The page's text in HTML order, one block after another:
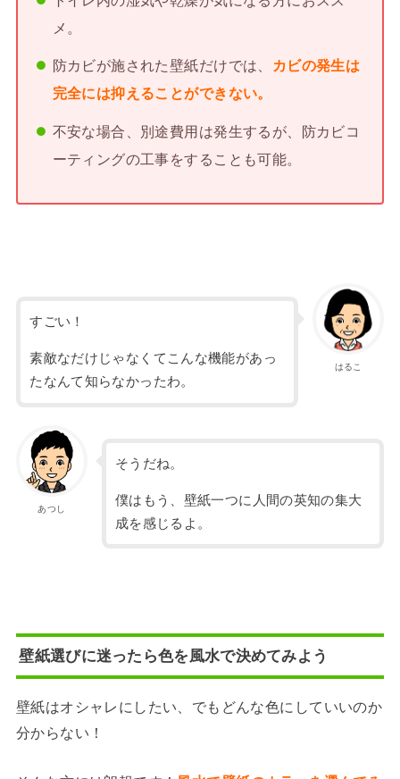
メ。
防カビが施された壁紙だけでは、
カビの発生は
完全には抑えることができない。
不安な場合、別途費用は発生するが、防カビコ
ーティングの工事をすることも可能。
はるこ
すごい！
素敵なだけじゃなくてこんな機能があっ
たなんて知らなかったわ。
あつし
そうだね。
僕はもう、壁紙一つに人間の英知の集大
成を感じるよ。
壁紙選びに迷ったら色を風水で決めてみよう
壁紙はオシャレにしたい、でもどんな色にしていいのか
分からない！